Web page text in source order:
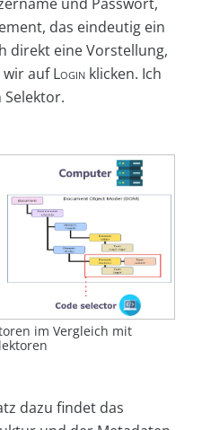
das eindeutig ein
direkt eine Vorstellung,
wir aufLogin klicken. Ich
Selektor.
im Vergleich mit
dazu findet das